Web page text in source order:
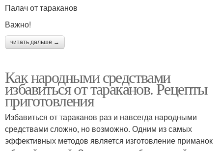
Палач от тараканов
Важно!
читать дальше →
Как народными средствами
избавиться от тараканов. Рецепты
приготовления
Избавиться от тараканов раз и навсегда народными
средствами сложно, но возможно. Одним из самых
эффективных методов является изготовление приманок